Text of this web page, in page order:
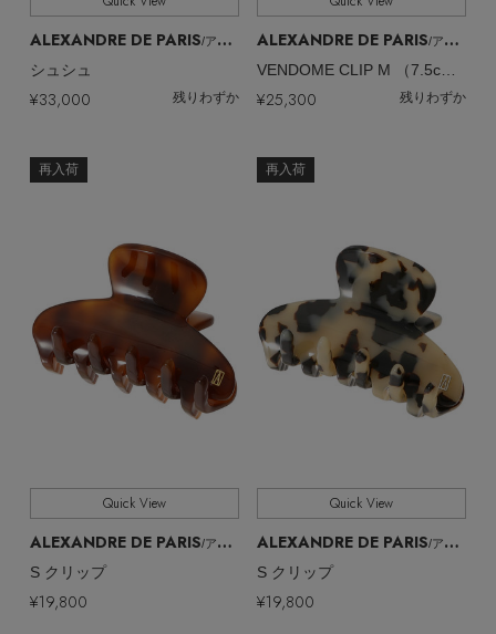
ALEXANDRE DE PARIS/アレクサンドル ドゥ パリ
シュシュ
¥33,000 残りわずか
ALEXANDRE DE PARIS/アレクサンドル ドゥ パリ
VENDOME CLIP M （7.5cm）/クリップ
¥25,300 残りわずか
再入荷
Quick View
ALEXANDRE DE PARIS/アレクサンドル ドゥ パリ
S クリップ
¥19,800
再入荷
Quick View
ALEXANDRE DE PARIS/アレクサンドル ドゥ パリ
S クリップ
¥19,800